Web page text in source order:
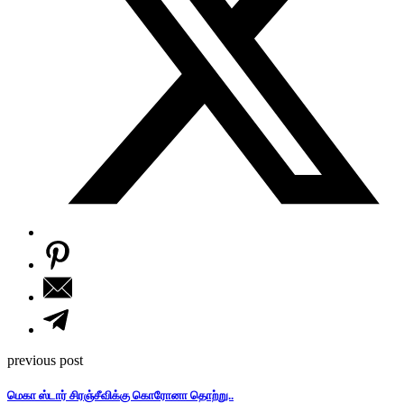
previous post
மெகா ஸ்டார் சிரஞ்சீவிக்கு கொரோனா தொற்று..